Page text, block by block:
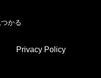
かる
Privacy Policy